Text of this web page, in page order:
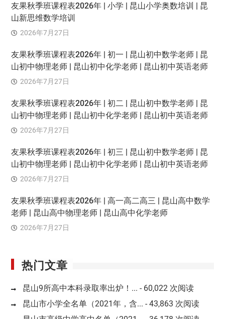
友果秋季班课程表2026年 | 小学 | 昆山小学奥数培训 | 昆
山新思维数学培训
2026年7月27日
友果秋季班课程表2026年 | 初一 | 昆山初中数学老师 | 昆
山初中物理老师 | 昆山初中化学老师 | 昆山初中英语老师
2026年7月27日
友果秋季班课程表2026年 | 初二 | 昆山初中数学老师 | 昆
山初中物理老师 | 昆山初中化学老师 | 昆山初中英语老师
2026年7月27日
友果秋季班课程表2026年 | 初三 | 昆山初中数学老师 | 昆
山初中物理老师 | 昆山初中化学老师 | 昆山初中英语老师
2026年7月27日
友果秋季班课程表2026年 | 高一高二高三 | 昆山高中数学
老师 | 昆山高中物理老师 | 昆山高中化学老师
2026年7月27日
热门文章
昆山9所高中本科录取率出炉！... - 60,022 次阅读
昆山市小学全名单（2021年，含... - 43,863 次阅读